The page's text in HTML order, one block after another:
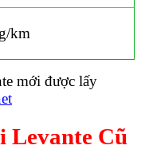
km
mới được lấy
Levante Cũ